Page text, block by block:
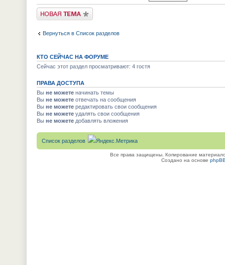
Новая тема
Вернуться в Список разделов
КТО СЕЙЧАС НА ФОРУМЕ
Сейчас этот раздел просматривают: 4 гостя
ПРАВА ДОСТУПА
Вы не можетеначинать темы
Вы не можетеотвечать на сообщения
Вы не можетередактировать свои сообщения
Вы не можетеудалять свои сообщения
Вы не можетедобавлять вложения
Список разделов
Все права защищены. Копирование
Создано на основе